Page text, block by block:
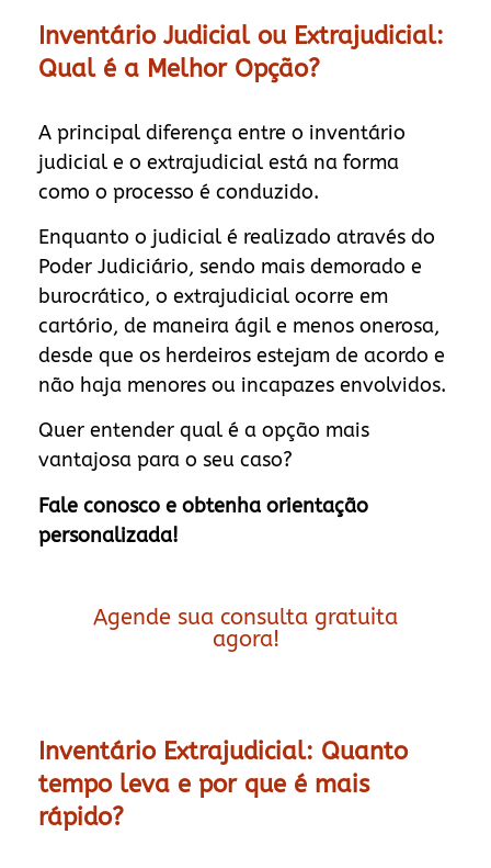
Inventário Judicial ou Extrajudicial:
Qual é a Melhor Opção?
A principal diferença entre o inventário
judicial e o extrajudicial está na forma
como o processo é conduzido.
Enquanto o judicial é realizado através do
Poder Judiciário, sendo mais demorado e
burocrático, o extrajudicial ocorre em
cartório, de maneira ágil e menos onerosa,
desde que os herdeiros estejam de acordo e
não haja menores ou incapazes envolvidos.
Quer entender qual é a opção mais
vantajosa para o seu caso?
Fale conosco e obtenha orientação
personalizada!
Agende sua consulta gratuita
agora!
Inventário Extrajudicial: Quanto
tempo leva e por que é mais
rápido?